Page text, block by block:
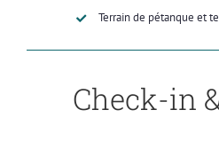
Terrain de pétanque et
Check-in